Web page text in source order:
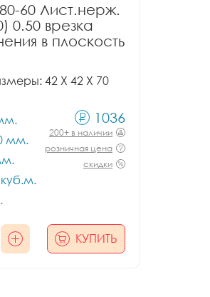
60 Лист.нерж.
0.50 врезка
в плоскость
42 X 42 X 70
мм.
1036
200+ в наличии
розничная цена
скидки
КУПИТЬ